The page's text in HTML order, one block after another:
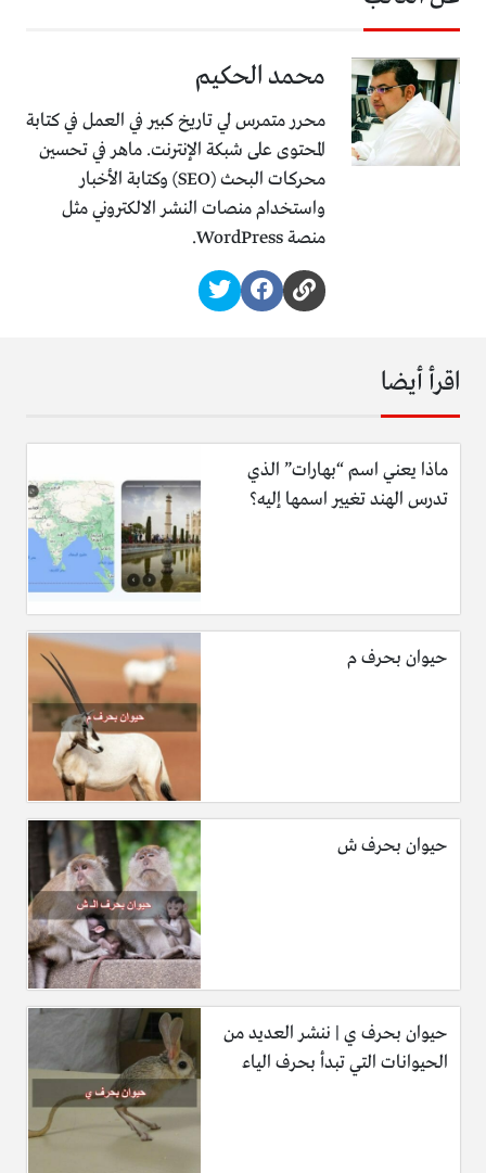
محمد الحكيم
محرر متمرس لي تاريخ كبير في العمل في كتابة
المحتوى على شبكة الإنترنت. ماهر في تحسين
محركات البحث (SEO) وكتابة الأخبار
واستخدام منصات النشر الالكتروني مثل
منصة WordPress.
اقرأ أيضا
ماذا يعني اسم “بهارات” الذي
تدرس الهند تغيير اسمها إليه؟
حيوان بحرف م
حيوان بحرف ش
حيوان بحرف ي | ننشر العديد من
الحيوانات التي تبدأ بحرف الياء